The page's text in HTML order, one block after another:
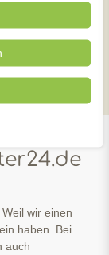
YouTube
wir einen
haben. Bei
auch